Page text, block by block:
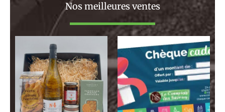
Nos meilleures ventes
Plage
de
prix :
130,00 €
à
120,00 €